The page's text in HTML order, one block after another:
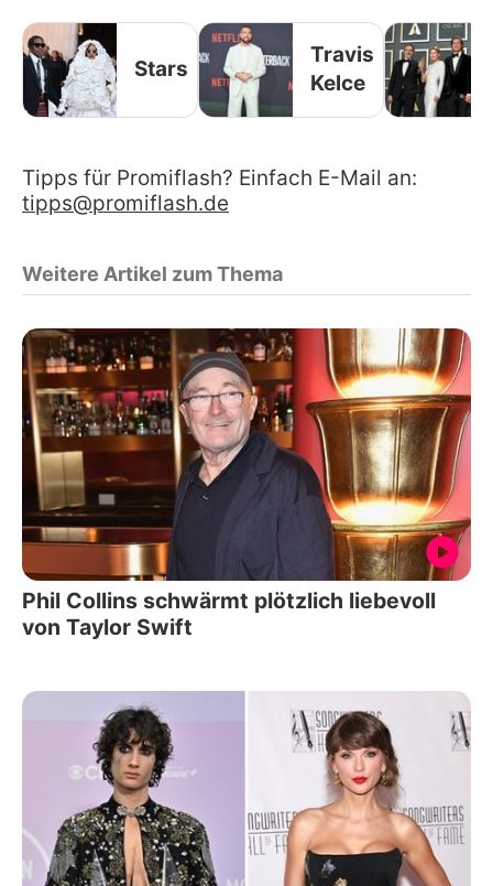
Stars
Travis
Kelce
Tipps für Promiflash? Einfach E-Mail an:
tipps@promiflash.de
Weitere Artikel zum Thema
Phil Collins schwärmt plötzlich liebevoll
von Taylor Swift